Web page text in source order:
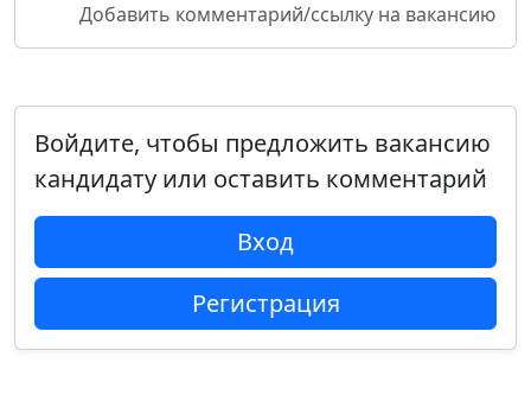
Добавить комментарий/ссылку на вакансию
Войдите, чтобы предложить вакансию
кандидату или оставить комментарий
Вход
Регистрация